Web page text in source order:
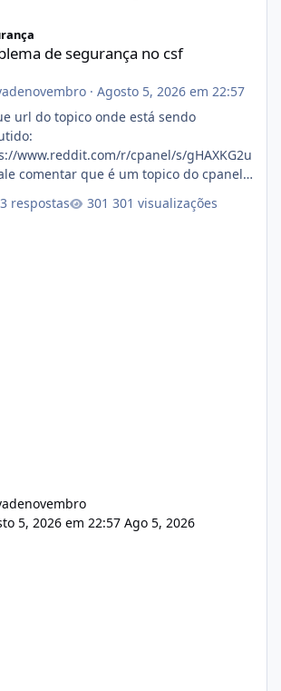
no csf
de segurança no csf
· Agosto 5, 2026 em 22:57
url do topico onde está sendo
www.reddit.com/r/cpanel/s/gHAXKG2u
comentar que é um topico do cpanel...
3 respostas 301 visualizações
5, 2026 em 22:57 Ago 5, 2026